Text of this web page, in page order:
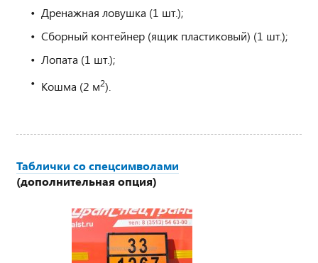
Дренажная ловушка (1 шт.);
Сборный контейнер (ящик пластиковый) (1 шт.);
Лопата (1 шт.);
Кошма (2 м2).
Таблички со спецсимволами
(дополнительная опция)